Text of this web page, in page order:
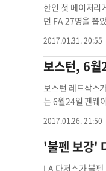
수치를 제공하고 있다. 사이트 별로 구체적인 순위는 다르지만 한 가지 공통점이 있다. 모든 사이트에서 AT&T 파
장'으로 지목했다는 것이다. 2000년 개장한 AT&T 파크는 '타자들의 지옥'으로 손꼽혔다.
자는 제프 켄트와
크의 홈런 파크
두 시즌 잠실과
실에선 기를 못
는 2001년 LG 이
다. 타격 능력은 홈런 개
선다.
한인 첫 메이저리거인
던 FA 27명을 뽑
뜨리지마자 슬럼
'먹튀' 논란속에 2005년 샌디에이고 파
를 대표하는 거포
만 뛰며 타율 0.255에
신 타이거스에서
마쓰자카는 6년
다. 봉화식 기자
2017.01.31. 20:55
보스턴, 6월
보스턴 레드삭스가 지
는 6월24일 펜웨
영구결번이 지정된 건 오티스가 처음이다. 보스턴은 바비 도
(14), 웨이드 보
2017.01.26. 21:50
'불펜 보강'
LA 다저스가 불펜 보강에 나섰다. ESPN은 26일 '다저스가 우완투수 브랜